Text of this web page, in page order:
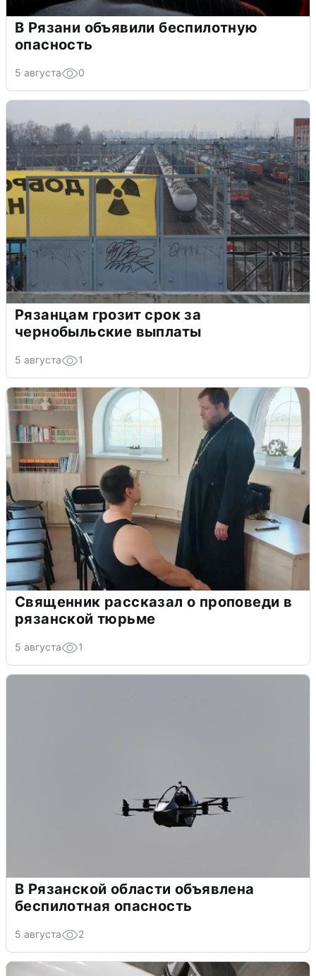
В Рязани объявили беспилотную
опасность
5 августа 0
Рязанцам грозит срок за
чернобыльские выплаты
5 августа 1
Священник рассказал о проповеди в
рязанской тюрьме
5 августа 1
В Рязанской области объявлена
беспилотная опасность
5 августа 2